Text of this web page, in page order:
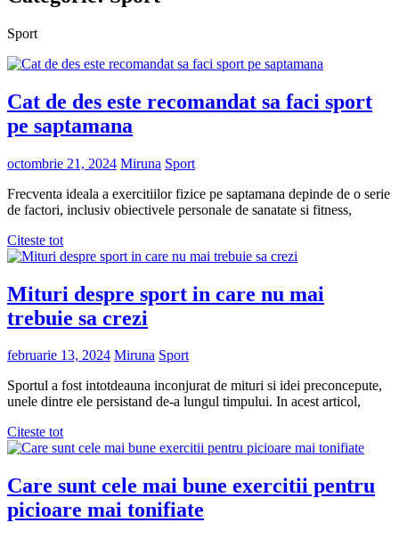
Sport
Cat de des este recomandat sa faci sport
pe saptamana
octombrie 21, 2024 Miruna Sport
Frecventa ideala a exercitiilor fizice pe saptamana depinde de o serie
de factori, inclusiv obiectivele personale de sanatate si fitness,
Citeste tot
Mituri despre sport in care nu mai
trebuie sa crezi
februarie 13, 2024 Miruna Sport
Sportul a fost intotdeauna inconjurat de mituri si idei preconcepute,
unele dintre ele persistand de-a lungul timpului. In acest articol,
Citeste tot
Care sunt cele mai bune exercitii pentru
picioare mai tonifiate